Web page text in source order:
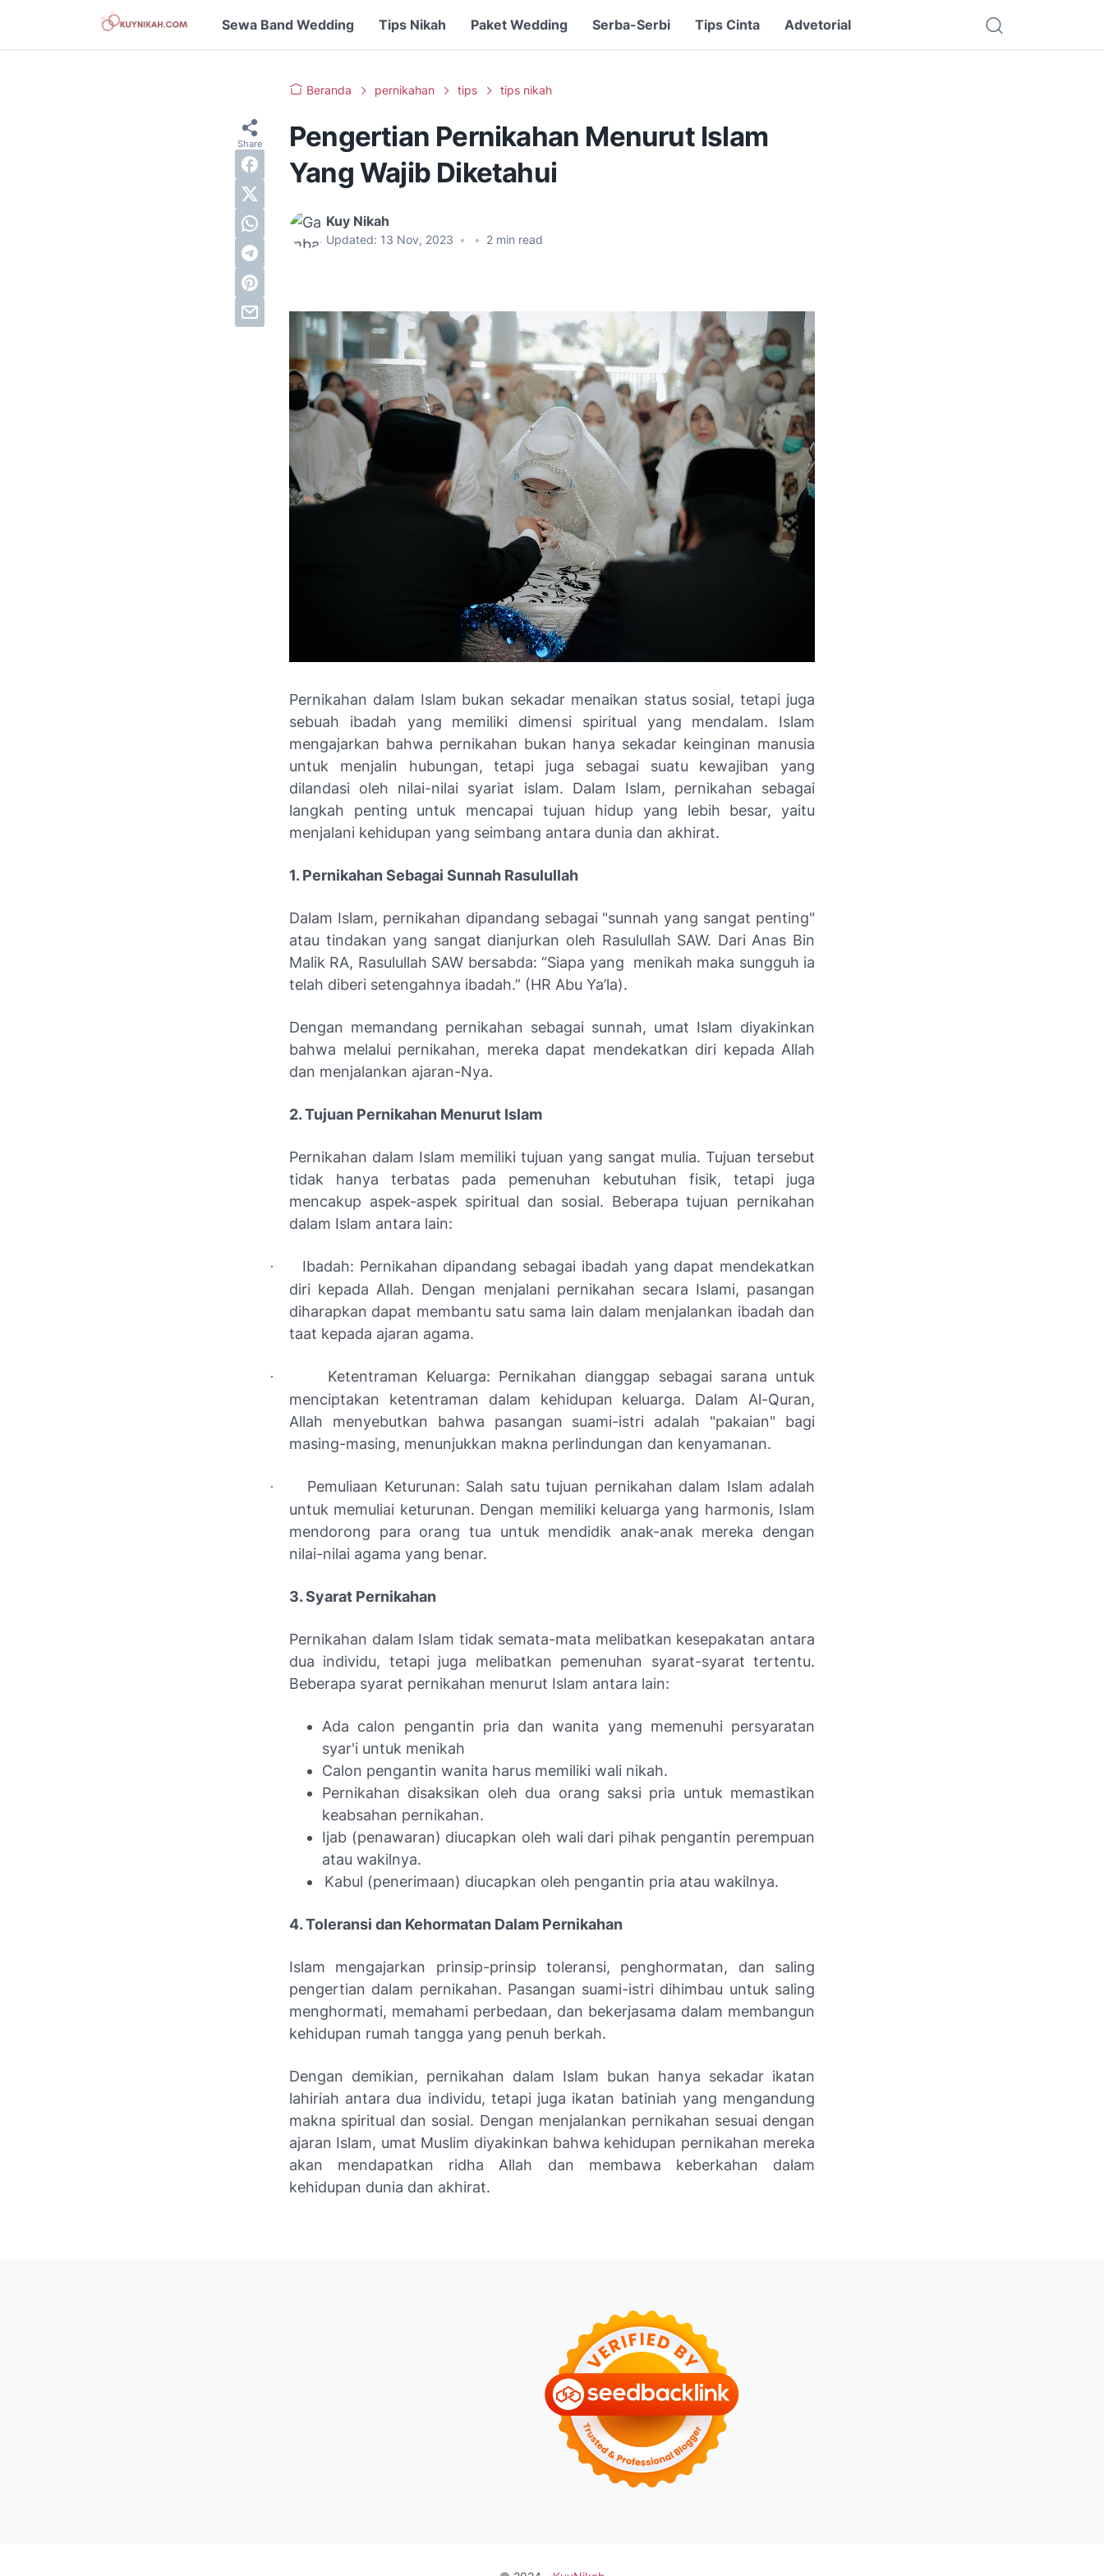
Sewa Band Wedding Tips Nikah Paket Wedding Serba-Serbi Tips Cinta Advetorial
Beranda pernikahan tips tips nikah
Pengertian Pernikahan Menurut Islam
Yang Wajib Diketahui
Kuy Nikah
Updated: 13 Nov, 2023 • • 2 min read
Pernikahan dalam Islam bukan sekadar menaikan status sosial, tetapi juga
sebuah ibadah yang memiliki dimensi spiritual yang mendalam. Islam
mengajarkan bahwa pernikahan bukan hanya sekadar keinginan manusia
untuk menjalin hubungan, tetapi juga sebagai suatu kewajiban yang
dilandasi oleh nilai-nilai syariat islam. Dalam Islam, pernikahan sebagai
langkah penting untuk mencapai tujuan hidup yang lebih besar, yaitu
menjalani kehidupan yang seimbang antara dunia dan akhirat.
1. Pernikahan Sebagai Sunnah Rasulullah
Dalam Islam, pernikahan dipandang sebagai "sunnah yang sangat penting"
atau tindakan yang sangat dianjurkan oleh Rasulullah SAW. Dari Anas Bin
Malik RA, Rasulullah SAW bersabda: “Siapa yang menikah maka sungguh ia
telah diberi setengahnya ibadah.” (HR Abu Ya’la).
Dengan memandang pernikahan sebagai sunnah, umat Islam diyakinkan
bahwa melalui pernikahan, mereka dapat mendekatkan diri kepada Allah
dan menjalankan ajaran-Nya.
2. Tujuan Pernikahan Menurut Islam
Pernikahan dalam Islam memiliki tujuan yang sangat mulia. Tujuan tersebut
tidak hanya terbatas pada pemenuhan kebutuhan fisik, tetapi juga
mencakup aspek-aspek spiritual dan sosial. Beberapa tujuan pernikahan
dalam Islam antara lain:
·
Ibadah: Pernikahan dipandang sebagai ibadah yang dapat mendekatkan
diri kepada Allah. Dengan menjalani pernikahan secara Islami, pasangan
diharapkan dapat membantu satu sama lain dalam menjalankan ibadah dan
taat kepada ajaran agama.
·
Ketentraman Keluarga: Pernikahan dianggap sebagai sarana untuk
menciptakan ketentraman dalam kehidupan keluarga. Dalam Al-Quran,
Allah menyebutkan bahwa pasangan suami-istri adalah "pakaian" bagi
masing-masing, menunjukkan makna perlindungan dan kenyamanan.
·
Pemuliaan Keturunan: Salah satu tujuan pernikahan dalam Islam adalah
untuk memuliai keturunan. Dengan memiliki keluarga yang harmonis, Islam
mendorong para orang tua untuk mendidik anak-anak mereka dengan
nilai-nilai agama yang benar.
3. Syarat Pernikahan
Pernikahan dalam Islam tidak semata-mata melibatkan kesepakatan antara
dua individu, tetapi juga melibatkan pemenuhan syarat-syarat tertentu.
Beberapa syarat pernikahan menurut Islam antara lain:
Ada calon pengantin pria dan wanita yang memenuhi persyaratan
syar'i untuk menikah
Calon pengantin wanita harus memiliki wali nikah.
Pernikahan disaksikan oleh dua orang saksi pria untuk memastikan
keabsahan pernikahan.
Ijab (penawaran) diucapkan oleh wali dari pihak pengantin perempuan
atau wakilnya.
Kabul (penerimaan) diucapkan oleh pengantin pria atau wakilnya.
4. Toleransi dan Kehormatan Dalam Pernikahan
Islam mengajarkan prinsip-prinsip toleransi, penghormatan, dan saling
pengertian dalam pernikahan. Pasangan suami-istri dihimbau untuk saling
menghormati, memahami perbedaan, dan bekerjasama dalam membangun
kehidupan rumah tangga yang penuh berkah.
Dengan demikian, pernikahan dalam Islam bukan hanya sekadar ikatan
lahiriah antara dua individu, tetapi juga ikatan batiniah yang mengandung
makna spiritual dan sosial. Dengan menjalankan pernikahan sesuai dengan
ajaran Islam, umat Muslim diyakinkan bahwa kehidupan pernikahan mereka
akan mendapatkan ridha Allah dan membawa keberkahan dalam
kehidupan dunia dan akhirat.